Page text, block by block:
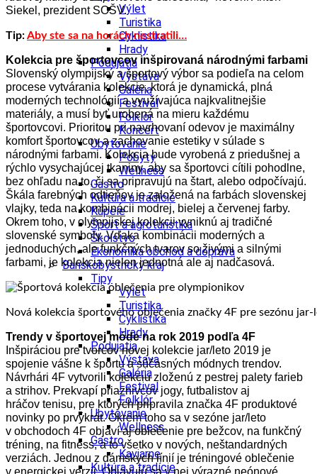
Výlet
Turistika
Cyklistika
Hrady
Podujatia
Výstava
Galéria
Festival
Folklór
Koncert
Ubytovanie
Pobyty
Wellness
Gastro
Kultúra a tradície
Kúpele
Šport a agroturistika
Školstvo
Ekonomika obchod a doprava
Banskobystrický kraj
Tipy
Výlet
Turistika
Cyklistika
Hrady
Podujatia
Výstava
Galéria
Festival
Folklór
Ubytovanie
Wellness
Gastro
Kaviarne
Kultúra a tradície
Siekel, prezident SOŠV.
Tip:Aby ste sa na horách nestratili…
Kolekcia pre športovcov inšpirovaná národnými farbami
Slovenský olympijský a športový výbor sa podieľa na celom
procese vytvárania kolekcie, ktorá je dynamická, plná
moderných technológií a využívajúca najkvalitnejšie
materiály, a musí byť urobená na mieru každému
športovcovi. Prioritou pri navrhovaní odevov je maximálny
komfort športovcov a zachovanie estetiky v súlade s
národnými farbami. Kolekcia bude vyrobená z priedušnej a
rýchlo vysychajúcej tkaniny, aby sa športovci cítili pohodlne,
bez ohľadu na to, či sa pripravujú na štart, alebo odpočívajú.
Škála farebných odtieňov je založená na farbách slovenskej
vlajky, teda na kombinácii modrej, bielej a červenej farby.
Okrem toho, v olympijskej kolekcii vyniknú aj tradičné
slovenské symboly. Vďaka kombinácii moderných a
jednoduchých, ale funkčných tvarov so živými a silnými
farbami, je kolekcia nielen jednotná ale aj nadčasová.
Nová kolekcia športového oblečenia značky 4F pre sezónu
Trendy v športovej móde na rok 2019 podľa 4F
Inšpiráciou pre tvorcov novej kolekcie jar/leto 2019 je
spojenie vášne k športu a súčasných módnych trendov.
Návrhári 4F vytvorili kolekciu zloženú z pestrej palety farieb
a strihov. Prekvapí priaznivcov jogy, futbalistov aj
hráčov tenisu, pre ktorých pripravila značka 4F produktové
novinky po prvýkrát. Okrem toho sa v sezóne jar/leto
v obchodoch 4F objaví aj oblečenie pre bežcov, na funkčný
tréning, na fitness, a to všetko v nových, neštandardných
verziách. Jednou z dámskych línií je tréningové oblečenie
v energickej verzii. Objavujú sa v nej výrazné neónové